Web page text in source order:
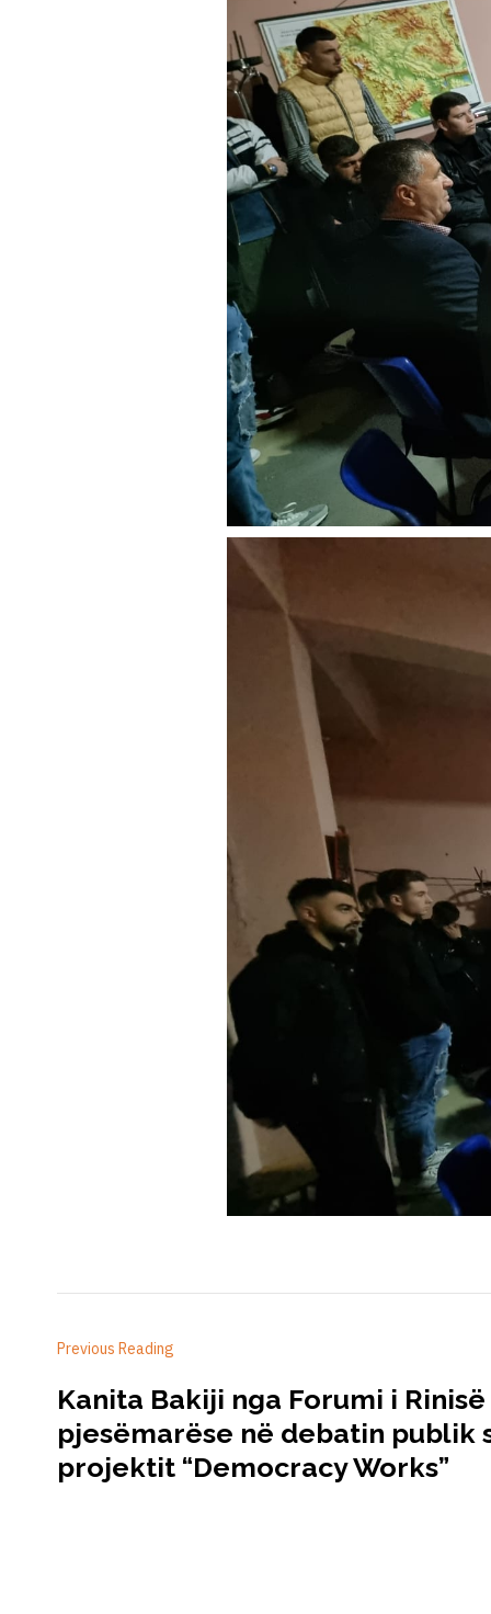
Previous Reading
Kanita Bakiji nga Forumi i
pjesëmarëse në debatin publik
projektit “Democracy Works”